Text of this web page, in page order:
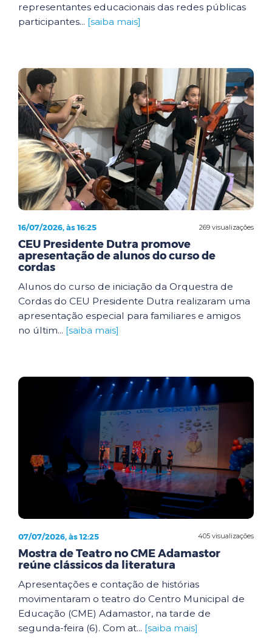
representantes educacionais das redes públicas
participantes... [saiba mais]
269 visualizações
16/07/2026, às 16:25
CEU Presidente Dutra promove
apresentação de alunos do curso de
cordas
Alunos do curso de iniciação da Orquestra de
Cordas do CEU Presidente Dutra realizaram uma
apresentação especial para familiares e amigos
no últim... [saiba mais]
405 visualizações
07/07/2026, às 12:25
Mostra de Teatro no CME Adamastor
reúne clássicos da literatura
Apresentações e contação de histórias
movimentaram o teatro do Centro Municipal de
Educação (CME) Adamastor, na tarde de
segunda-feira (6). Com at... [saiba mais]